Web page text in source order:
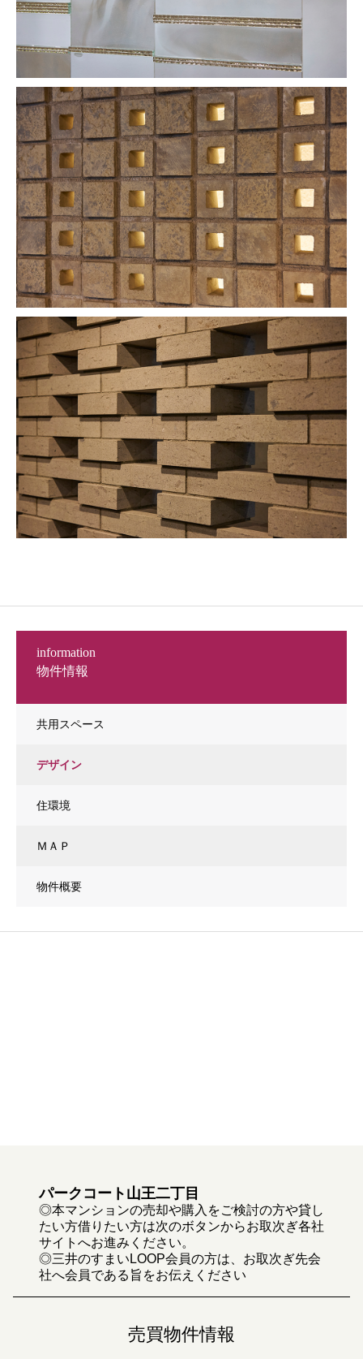
物件情報
information
共用スペース
デザイン
住環境
ＭＡＰ
物件概要
パークコート山王二丁目
◎本マンションの売却や購入をご検討の方や貸し
たい方借りたい方は次のボタンからお取次ぎ各社
サイトへお進みください。
◎三井のすまいLOOP会員の方は、お取次ぎ先会
社へ会員である旨をお伝えください
売買物件情報